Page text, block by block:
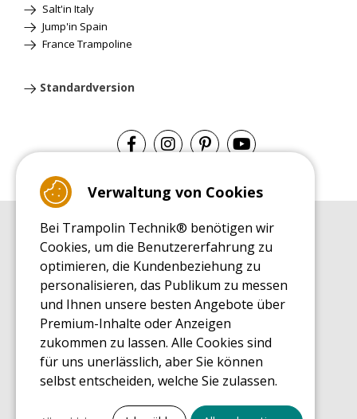
Salt'in Italy
Jump'in Spain
France Trampoline
Standardversion
EINKAUFSRATGEBER
Einkaufsratgeber
MONTAGE RATGEBER
Montagehinweise für ein Freizeit Trampolin
PFLEGERATGEBER
Pflegeratgeber für Ihr Freizeit Trampolin
ENDECKUNGSTOUR
Was Sie über Freizeit Trampoline wissen sollten
EINKAUFSRATGEBER FÜR ERSATZTEILE
Verwaltung von Cookies
Bei Trampolin Technik® benötigen wir
Cookies, um die Benutzererfahrung zu
optimieren, die Kundenbeziehung zu
personalisieren, das Publikum zu messen
und Ihnen unsere besten Angebote über
Premium-Inhalte oder Anzeigen
zukommen zu lassen. Alle Cookies sind
für uns unerlässlich, aber Sie können
selbst entscheiden, welche Sie zulassen.
Alles ankreuzen